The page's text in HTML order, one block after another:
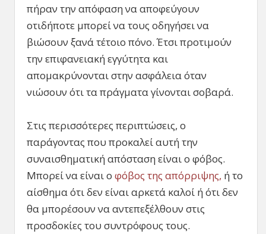
πήραν την απόφαση να αποφεύγουν
οτιδήποτε μπορεί να τους οδηγήσει να
βιώσουν ξανά τέτοιο πόνο. Έτσι προτιμούν
την επιφανειακή εγγύτητα και
απομακρύνονται στην ασφάλεια όταν
νιώσουν ότι τα πράγματα γίνονται σοβαρά.
Στις περισσότερες περιπτώσεις, ο
παράγοντας που προκαλεί αυτή την
συναισθηματική απόσταση είναι ο φόβος.
Μπορεί να είναι ο φόβος της απόρριψης, ή το
αίσθημα ότι δεν είναι αρκετά καλοί ή ότι δεν
θα μπορέσουν να αντεπεξέλθουν στις
προσδοκίες του συντρόφους τους.